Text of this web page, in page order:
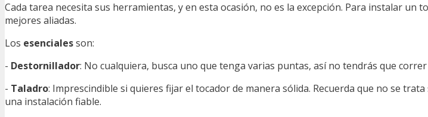
Cada tarea necesita sus herramientas, y en esta ocasión, no es la excepción. Para instalar un
mejores aliadas.
Los esencialesson:
- Destornillador: No cualquiera, busca uno que tenga varias puntas, así no tendrás que
- Taladro: Imprescindible si quieres fijar el tocador de manera sólida. Recuerda que no se
una instalación fiable.